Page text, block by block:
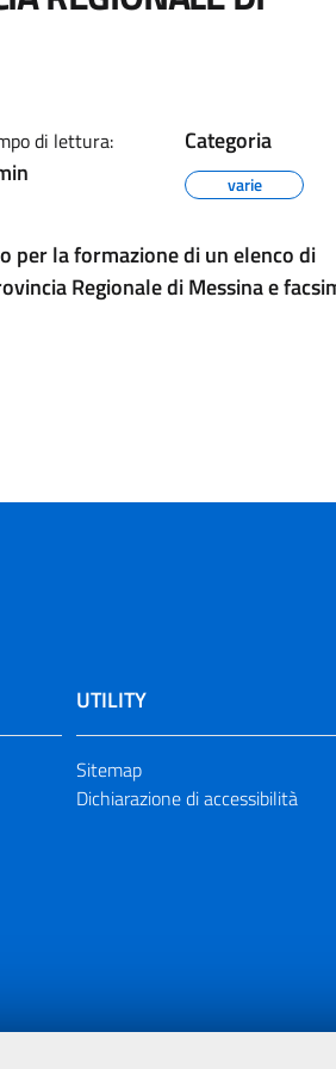
di lettura: Categoria
varie
per la formazione di un elenco di
Regionale di Messina e
UTILITY
Sitemap
Dichiarazione di accessibilità